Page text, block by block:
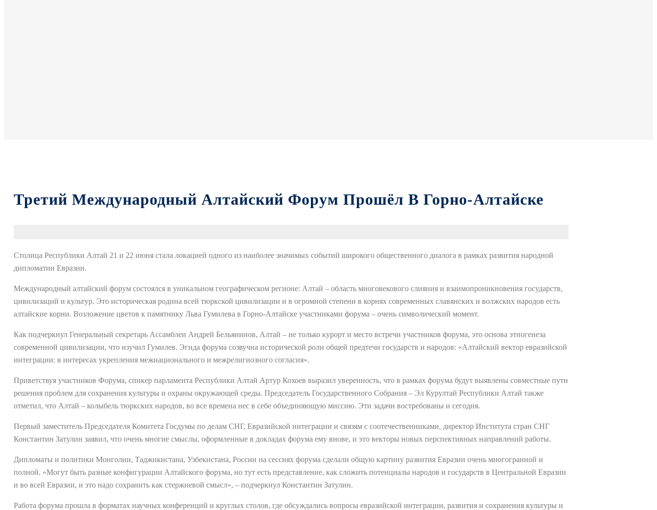
Третий Международный Алтайский Форум Прошёл В Горно-Алтайске
Столица Республики Алтай 21 и 22 июня стала локацией одного из наиболее значимых событий широкого общественного диалога в рамках развития народной
дипломатии Евразии.
Международный алтайский форум состоялся в уникальном географическом регионе: Алтай – область многовекового слияния и взаимопроникновения государств,
цивилизаций и культур. Это историческая родина всей тюркской цивилизации и в огромной степени в корнях современных славянских и волжских народов есть
алтайские корни. Возложение цветов к памятнику Льва Гумилева в Горно-Алтайске участниками форума – очень символический момент.
Как подчеркнул Генеральный секретарь Ассамблеи Андрей Бельянинов, Алтай – не только курорт и место встречи участников форума, это основа этногенеза
современной цивилизации, что изучил Гумилев. Эгида форума созвучна исторической роли общей предтечи государств и народов: «Алтайский вектор евразийской
интеграции: в интересах укрепления межнационального и межрелигиозного согласия».
Приветствуя участников Форума, спикер парламента Республики Алтай Артур Кохоев выразил уверенность, что в рамках форума будут выявлены совместные пути
решения проблем для сохранения культуры и охраны окружающей среды. Председатель Государственного Собрания – Эл Курултай Республики Алтай также
отметил, что Алтай – колыбель тюркских народов, во все времена нес в себе объединяющую миссию. Эти задачи востребованы и сегодня.
Первый заместитель Председателя Комитета Госдумы по делам СНГ, Евразийской интеграции и связям с соотечественниками, директор Института стран СНГ
Константин Затулин заявил, что очень многие смыслы, оформленные в докладах форума ему внове, и это векторы новых перспективных направлений работы.
Дипломаты и политики Монголии, Таджикистана, Узбекистана, России на сессиях форума сделали общую картину развития Евразии очень многогранной и
полной. «Могут быть разные конфигурации Алтайского форума, но тут есть представление, как сложить потенциалы народов и государств в Центральной Евразии
и во всей Евразии, и это надо сохранить как стержневой смысл», – подчеркнул Константин Затулин.
Работа форума прошла в форматах научных конференций и круглых столов, где обсуждались вопросы евразийской интеграции, развития и сохранения культуры и